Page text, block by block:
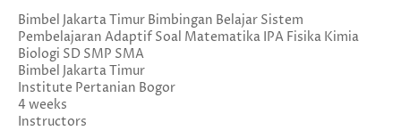
Bimbel Jakarta Timur Bimbingan Belajar Sistem
Pembelajaran Adaptif Soal Matematika IPA Fisika Kimia
Biologi SD SMP SMA
Bimbel Jakarta Timur
Institute Pertanian Bogor
4 weeks
Instructors